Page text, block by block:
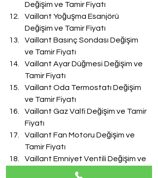
Değişim ve Tamir Fiyatı
Vaillant Yoğuşma Esanjörü
Değişim ve Tamir Fiyatı
Vaillant Basınç Sondası Değişim
ve Tamir Fiyatı
Vaillant Ayar Düğmesi Değişim ve
Tamir Fiyatı
Vaillant Oda Termostatı Değişim
ve Tamir Fiyatı
Vaillant Gaz Valfi Değişim ve Tamir
Fiyatı
Vaillant Fan Motoru Değişim ve
Tamir Fiyatı
Vaillant Emniyet Ventili Değişim ve